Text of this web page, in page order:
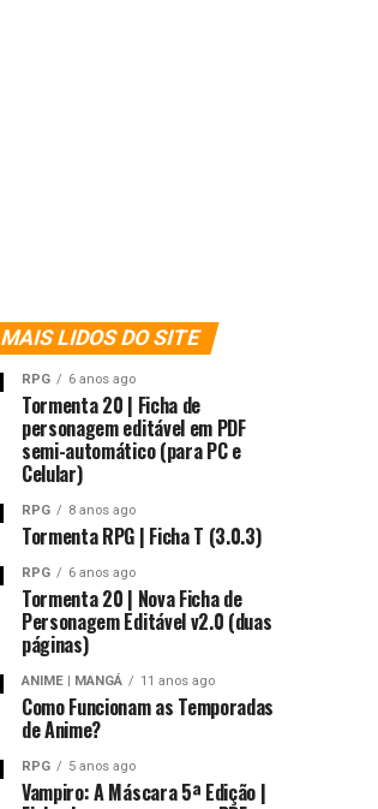
MAIS LIDOS DO SITE
RPG 6 anos ago
Tormenta 20 | Ficha de
personagem editável em PDF
semi-automático (para PC e
Celular)
RPG 8 anos ago
Tormenta RPG | Ficha T (3.0.3)
RPG 6 anos ago
Tormenta 20 | Nova Ficha de
Personagem Editável v2.0 (duas
páginas)
ANIME | MANGÁ 11 anos ago
Como Funcionam as Temporadas
de Anime?
RPG 5 anos ago
Vampiro: A Máscara 5ª Edição |